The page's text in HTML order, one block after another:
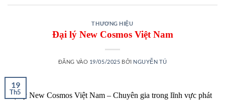
THƯƠNG HIỆU
Đại lý New Cosmos Việt Nam
ĐĂNG VÀO 19/05/2025 BỞI NGUYỄN TÚ
19
Th5
Đại lý New Cosmos Việt Nam – Chuyên gia trong lĩnh vực phát